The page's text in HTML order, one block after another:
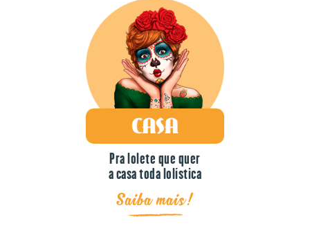
Pra lolete que quer
a casa toda lolística
Saiba mais!